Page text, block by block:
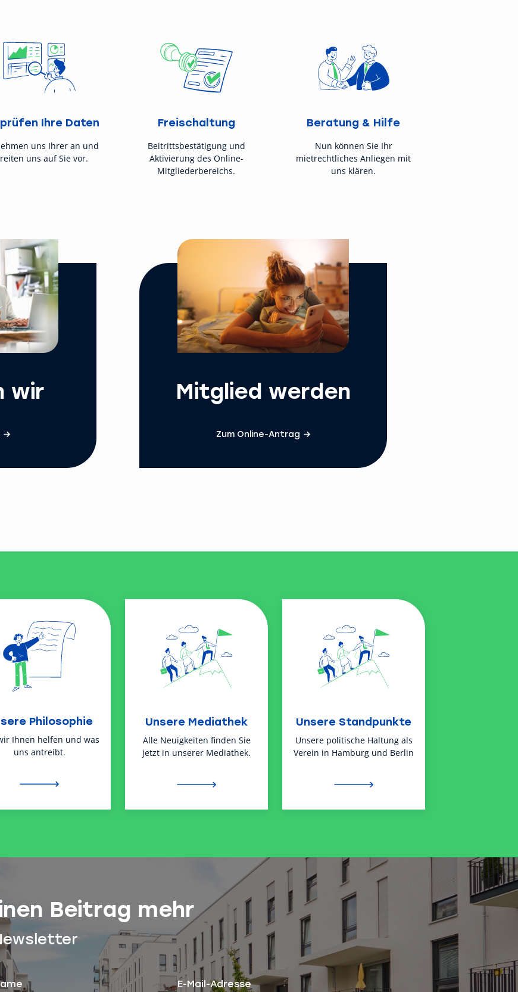
Ihre Daten
uns Ihrer an und
uns auf Sie vor.
Freischaltung
Beitrittsbestätigung und
Aktivierung des Online-
Mitgliederbereichs.
Beratung & Hilfe
Nun können Sie Ihr
mietrechtliches Anliegen mit
uns klären.
wir Mitglied werden
Zum Online-Antrag
Philosophie
Ihnen helfen und was
uns antreibt.
Unsere Mediathek
Alle Neuigkeiten finden Sie
jetzt in unserer Mediathek.
Unsere Standpunkte
Unsere politische Haltung als
Verein in Hamburg und Berlin
Beitrag mehr
E-Mail-Adresse